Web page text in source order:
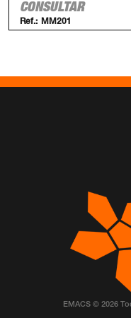
CONSULTAR
Ref.: MM201
EMACS © 2026